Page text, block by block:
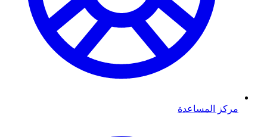
مركز المساعدة